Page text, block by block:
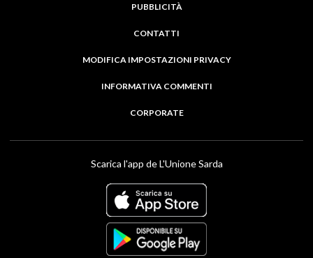
PUBBLICITÀ
CONTATTI
MODIFICA IMPOSTAZIONI PRIVACY
INFORMATIVA COMMENTI
CORPORATE
Scarica l'app de L'Unione Sarda